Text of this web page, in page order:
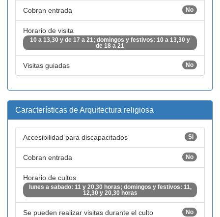
Cobran entrada No
Horario de visita
10 a 13,30 y de 17 a 21; domingos y festivos: 10 a 13,30 y
de 18 a 21
Visitas guiadas No
Características de Arquitectura religiosa
Accesibilidad para discapacitados Si
Cobran entrada No
Horario de cultos
lunes a sabado: 11 y 20,30 horas; domingos y festivos: 11,
12,30 y 20,30 horas
Se pueden realizar visitas durante el culto No